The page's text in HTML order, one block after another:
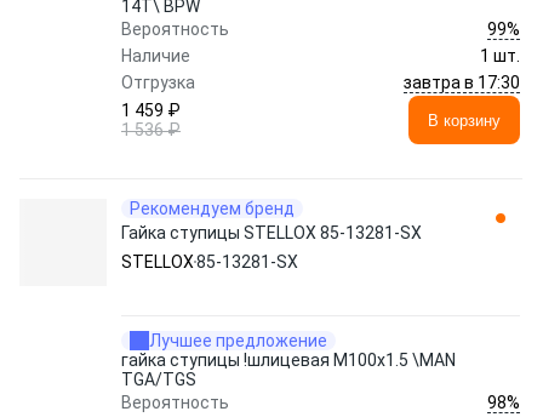
14T\ BPW
Вероятность
99%
Наличие
1 шт.
Отгрузка
завтра в 17:30
1 459 ₽
1 536 ₽
В корзину
Рекомендуем бренд
Гайка ступицы STELLOX 85-13281-SX
STELLOX85-13281-SX
Лучшее предложение
гайка ступицы !шлицевая M100x1.5 \MAN
TGA/TGS
Вероятность
98%